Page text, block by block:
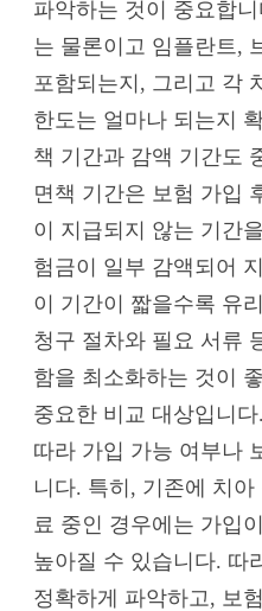
파악하는 것이 중요합
는 물론이고 임플란트,
포함되는지, 그리고 각
한도는 얼마나 되는지
책 기간과 감액 기간도
면책 기간은 보험 가입
이 지급되지 않는 기간
험금이 일부 감액되어
이 기간이 짧을수록 유
청구 절차와 필요 서류
함을 최소화하는 것이
중요한 비교 대상입니
따라 가입 가능 여부나
니다. 특히, 기존에 치
료 중인 경우에는 가입
높아질 수 있습니다. 따
정확하게 파악하고, 보